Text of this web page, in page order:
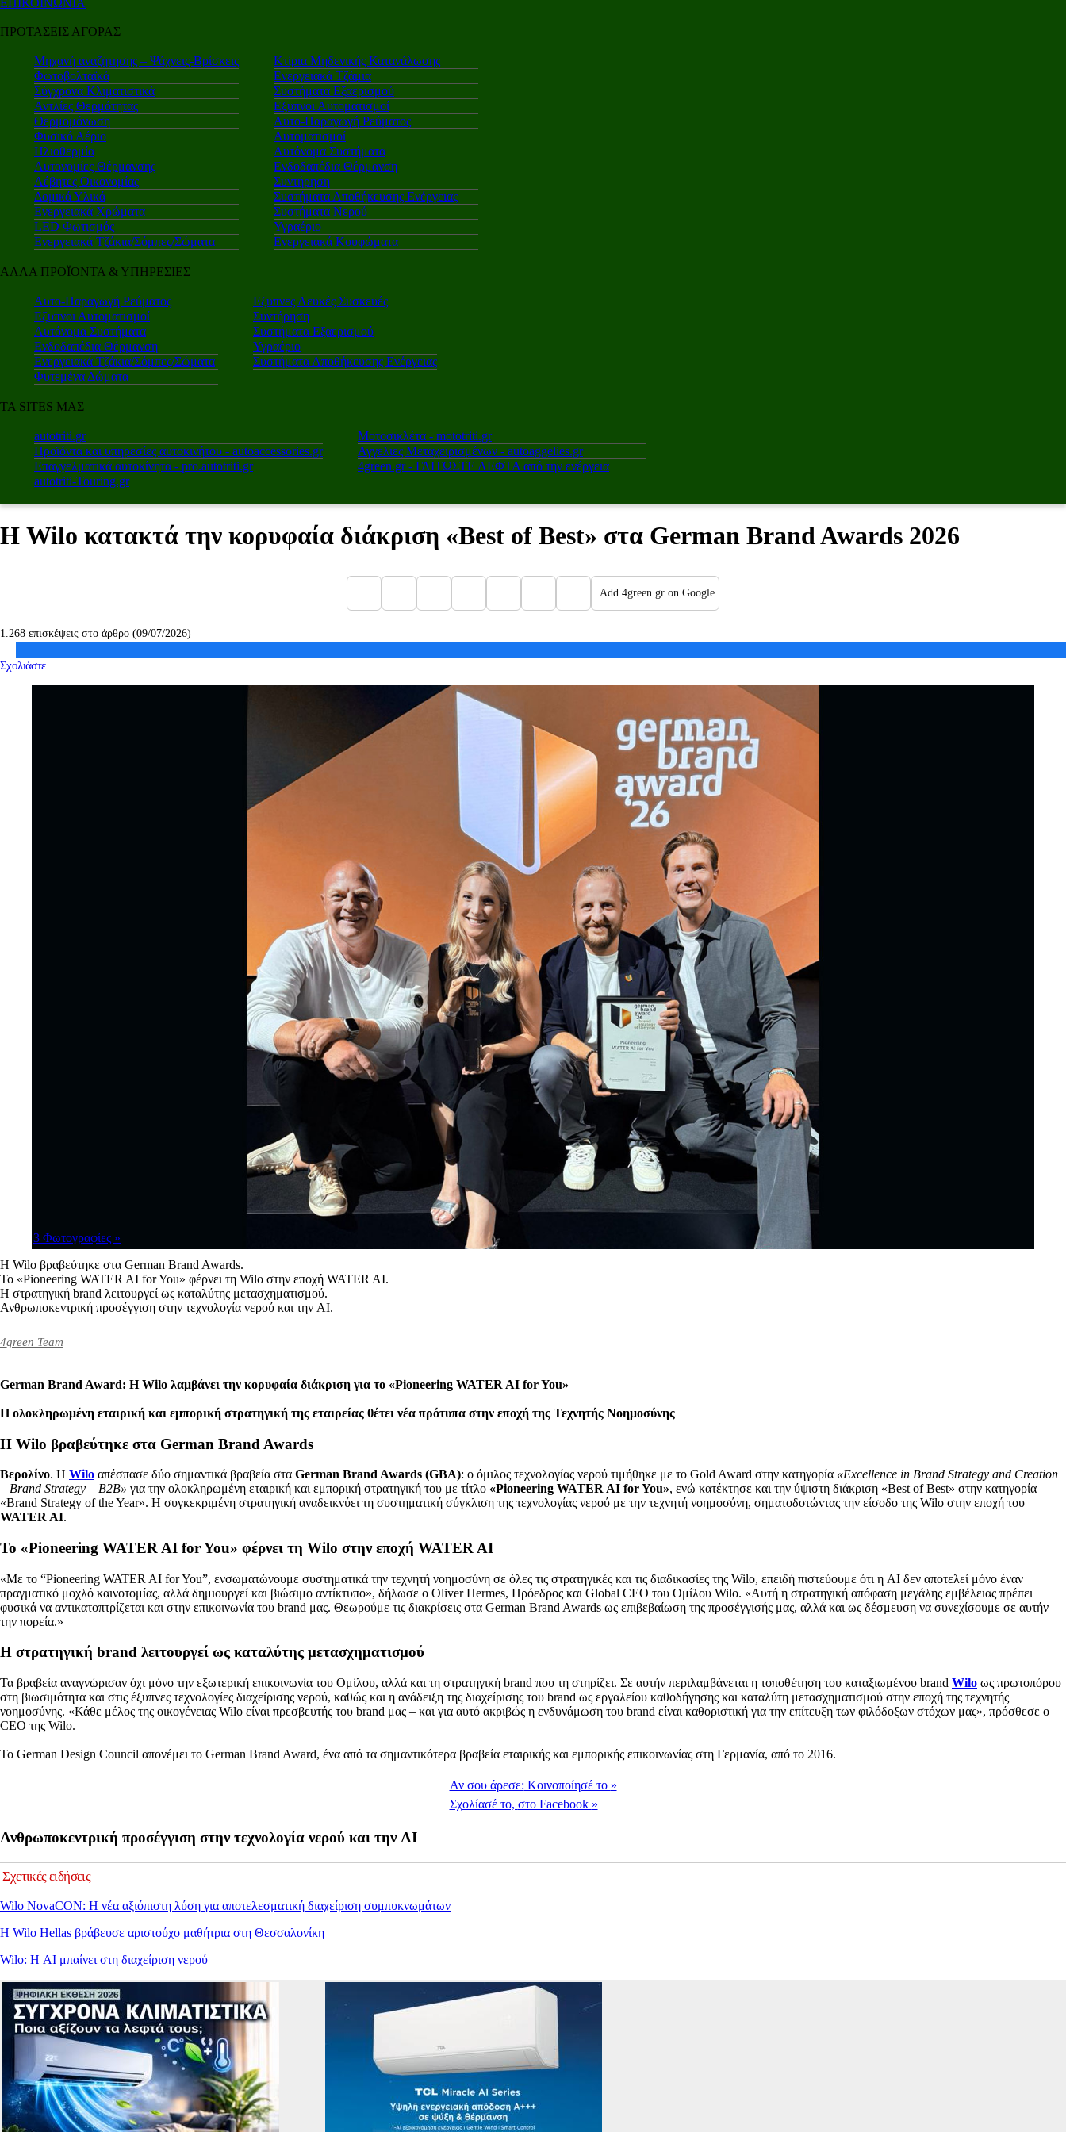
ΕΠΙΚΟΙΝΩΝΙΑ
ΠΡΟΤΑΣΕΙΣ ΑΓΟΡΑΣ
Μηχανή αναζήτησης – Ψάχνεις-Βρίσκεις
Φωτοβολταϊκά
Σύγχρονα Κλιματιστικά
Αντλίες Θερμότητας
Θερμομόνωση
Φυσικό Αέριο
Ηλιοθερμία
Αυτονομίες Θέρμανσης
Λέβητες Οικονομίας
Δομικά Υλικά
Ενεργειακά Χρώματα
LED Φωτισμός
Ενεργειακά Τζάκια/Σόμπες/Σώματα
Κτίρια Μηδενικής Κατανάλωσης
Ενεργειακά Τζάμια
Συστήματα Εξαερισμού
Εξυπνοι Αυτοματισμοί
Αυτο-Παραγωγή Ρεύματος
Αυτοματισμοί
Αυτόνομα Συστήματα
Ενδοδαπέδια Θέρμανση
Συντήρηση
Συστήματα Αποθήκευσης Ενέργειας
Συστήματα Νερού
Υγραέριο
Ενεργειακά Κουφώματα
ΑΛΛΑ ΠΡΟΪΟΝΤΑ & ΥΠΗΡΕΣΙΕΣ
Αυτο-Παραγωγή Ρεύματος
Εξυπνοι Αυτοματισμοί
Αυτόνομα Συστήματα
Ενδοδαπέδια Θέρμανση
Ενεργειακά Τζάκια/Σόμπες/Σώματα
Φυτεμένα Δώματα
Εξυπνες Λευκές Συσκευές
Συντήρηση
Συστήματα Εξαερισμού
Υγραέριο
Συστήματα Αποθήκευσης Ενέργειας
ΤΑ SITES ΜΑΣ
autotriti.gr
Προϊόντα και υπηρεσίες αυτοκινήτου - autoaccessories.gr
Επαγγελματικά αυτοκίνητα - pro.autotriti.gr
autotriti-Touring.gr
Μοτοσικλέτα - mototriti.gr
Αγγελιες Μεταχειρισμένων - autoaggelies.gr
4green.gr - ΓΛΙΤΩΣΤΕ ΛΕΦΤΑ από την ενέργεια
Η Wilo κατακτά την κορυφαία διάκριση «Best of Best» στα German Brand Awards 2026
Add 4green.gr on Google
1.268 επισκέψεις στο άρθρο (09/07/2026)
Σχολιάστε
3 Φωτογραφίες »
Η Wilo βραβεύτηκε στα German Brand Awards.
Το «Pioneering WATER AI for You» φέρνει τη Wilo στην εποχή WATER AI.
Η στρατηγική brand λειτουργεί ως καταλύτης μετασχηματισμού.
Ανθρωποκεντρική προσέγγιση στην τεχνολογία νερού και την AI.
4green Team
German Brand Award: Η Wilo λαμβάνει την κορυφαία διάκριση για το «Pioneering WATER AI for You»
Η ολοκληρωμένη εταιρική και εμπορική στρατηγική της εταιρείας θέτει νέα πρότυπα στην εποχή της Τεχνητής Νοημοσύνης
Η Wilo βραβεύτηκε στα German Brand Awards
Βερολίνο. Η Wilo απέσπασε δύο σημαντικά βραβεία στα German Brand Awards (GBA): ο όμιλος τεχνολογίας νερού τιμήθηκε με το Gold Award στην κατηγορία «Excellence in Brand Strategy and Creation
– Brand Strategy – B2B» για την ολοκληρωμένη εταιρική και εμπορική στρατηγική του με τίτλο «Pioneering WATER AI for You», ενώ κατέκτησε και την ύψιστη διάκριση «Best of Best» στην κατηγορία
«Brand Strategy of the Year». Η συγκεκριμένη στρατηγική αναδεικνύει τη συστηματική σύγκλιση της τεχνολογίας νερού με την τεχνητή νοημοσύνη, σηματοδοτώντας την είσοδο της Wilo στην εποχή του
WATER AI.
Το «Pioneering WATER AI for You» φέρνει τη Wilo στην εποχή WATER AI
«Με το “Pioneering WATER AI for You”, ενσωματώνουμε συστηματικά την τεχνητή νοημοσύνη σε όλες τις στρατηγικές και τις διαδικασίες της Wilo, επειδή πιστεύουμε ότι η AI δεν αποτελεί μόνο έναν
πραγματικό μοχλό καινοτομίας, αλλά δημιουργεί και βιώσιμο αντίκτυπο», δήλωσε ο Oliver Hermes, Πρόεδρος και Global CEO του Ομίλου Wilo. «Αυτή η στρατηγική απόφαση μεγάλης εμβέλειας πρέπει
φυσικά να αντικατοπτρίζεται και στην επικοινωνία του brand μας. Θεωρούμε τις διακρίσεις στα German Brand Awards ως επιβεβαίωση της προσέγγισής μας, αλλά και ως δέσμευση να συνεχίσουμε σε αυτήν
την πορεία.»
Η στρατηγική brand λειτουργεί ως καταλύτης μετασχηματισμού
Τα βραβεία αναγνώρισαν όχι μόνο την εξωτερική επικοινωνία του Ομίλου, αλλά και τη στρατηγική brand που τη στηρίζει. Σε αυτήν περιλαμβάνεται η τοποθέτηση του καταξιωμένου brand Wilo ως πρωτοπόρου
στη βιωσιμότητα και στις έξυπνες τεχνολογίες διαχείρισης νερού, καθώς και η ανάδειξη της διαχείρισης του brand ως εργαλείου καθοδήγησης και καταλύτη μετασχηματισμού στην εποχή της τεχνητής
νοημοσύνης. «Κάθε μέλος της οικογένειας Wilo είναι πρεσβευτής του brand μας – και για αυτό ακριβώς η ενδυνάμωση του brand είναι καθοριστική για την επίτευξη των φιλόδοξων στόχων μας», πρόσθεσε ο
CEO της Wilo.
Το German Design Council απονέμει το German Brand Award, ένα από τα σημαντικότερα βραβεία εταιρικής και εμπορικής επικοινωνίας στη Γερμανία, από το 2016.
Αν σου άρεσε: Κοινοποίησέ το »
Σχολίασέ το, στο Facebook »
Ανθρωποκεντρική προσέγγιση στην τεχνολογία νερού και την AI
Σχετικές ειδήσεις
Wilo NovaCON: Η νέα αξιόπιστη λύση για αποτελεσματική διαχείριση συμπυκνωμάτων
Η Wilo Hellas βράβευσε αριστούχο μαθήτρια στη Θεσσαλονίκη
Wilo: Η AI μπαίνει στη διαχείριση νερού